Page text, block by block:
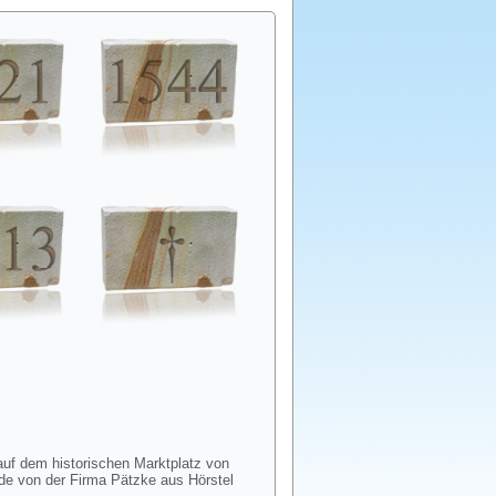
dem historischen Marktplatz von
von der Firma Pätzke aus Hörstel